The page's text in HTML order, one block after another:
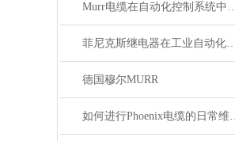
Murr电缆在自动化控
菲尼克斯继电器在工业自
德国穆尔MURR
如何进行